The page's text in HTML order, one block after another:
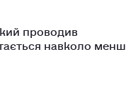
проводив
навколо